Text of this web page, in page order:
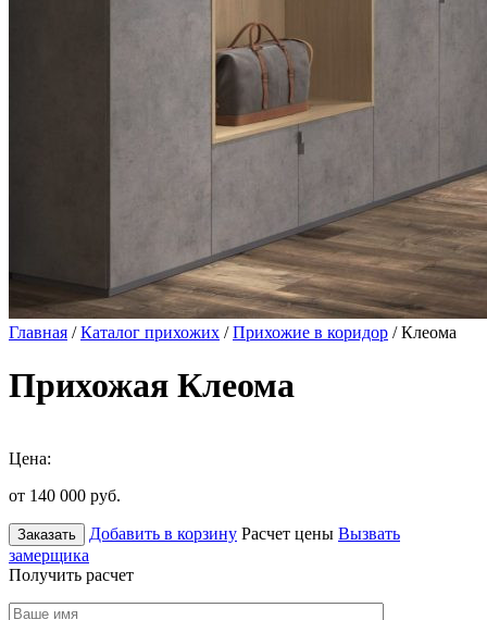
Главная /Каталог прихожих /Прихожие в коридор / Клеома
Прихожая Клеома
Цена:
от 140 000 руб.
Заказать Добавить в корзину Расчет цены Вызвать
замерщика
Получить расчет